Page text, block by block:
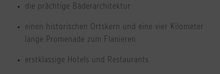
die prächtige Bäderarchitektur
einen historischen Ortskern und eine vier Kilometer
lange Promenade zum Flanieren
erstklassige Hotels und Restaurants